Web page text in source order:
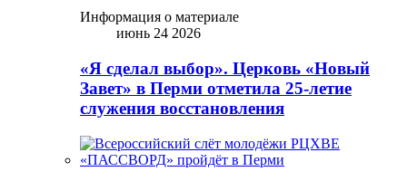
Информация о материале
июнь 24 2026
«Я сделал выбор». Церковь «Новый
Завет» в Перми отметила 25-летие
служения восстановления